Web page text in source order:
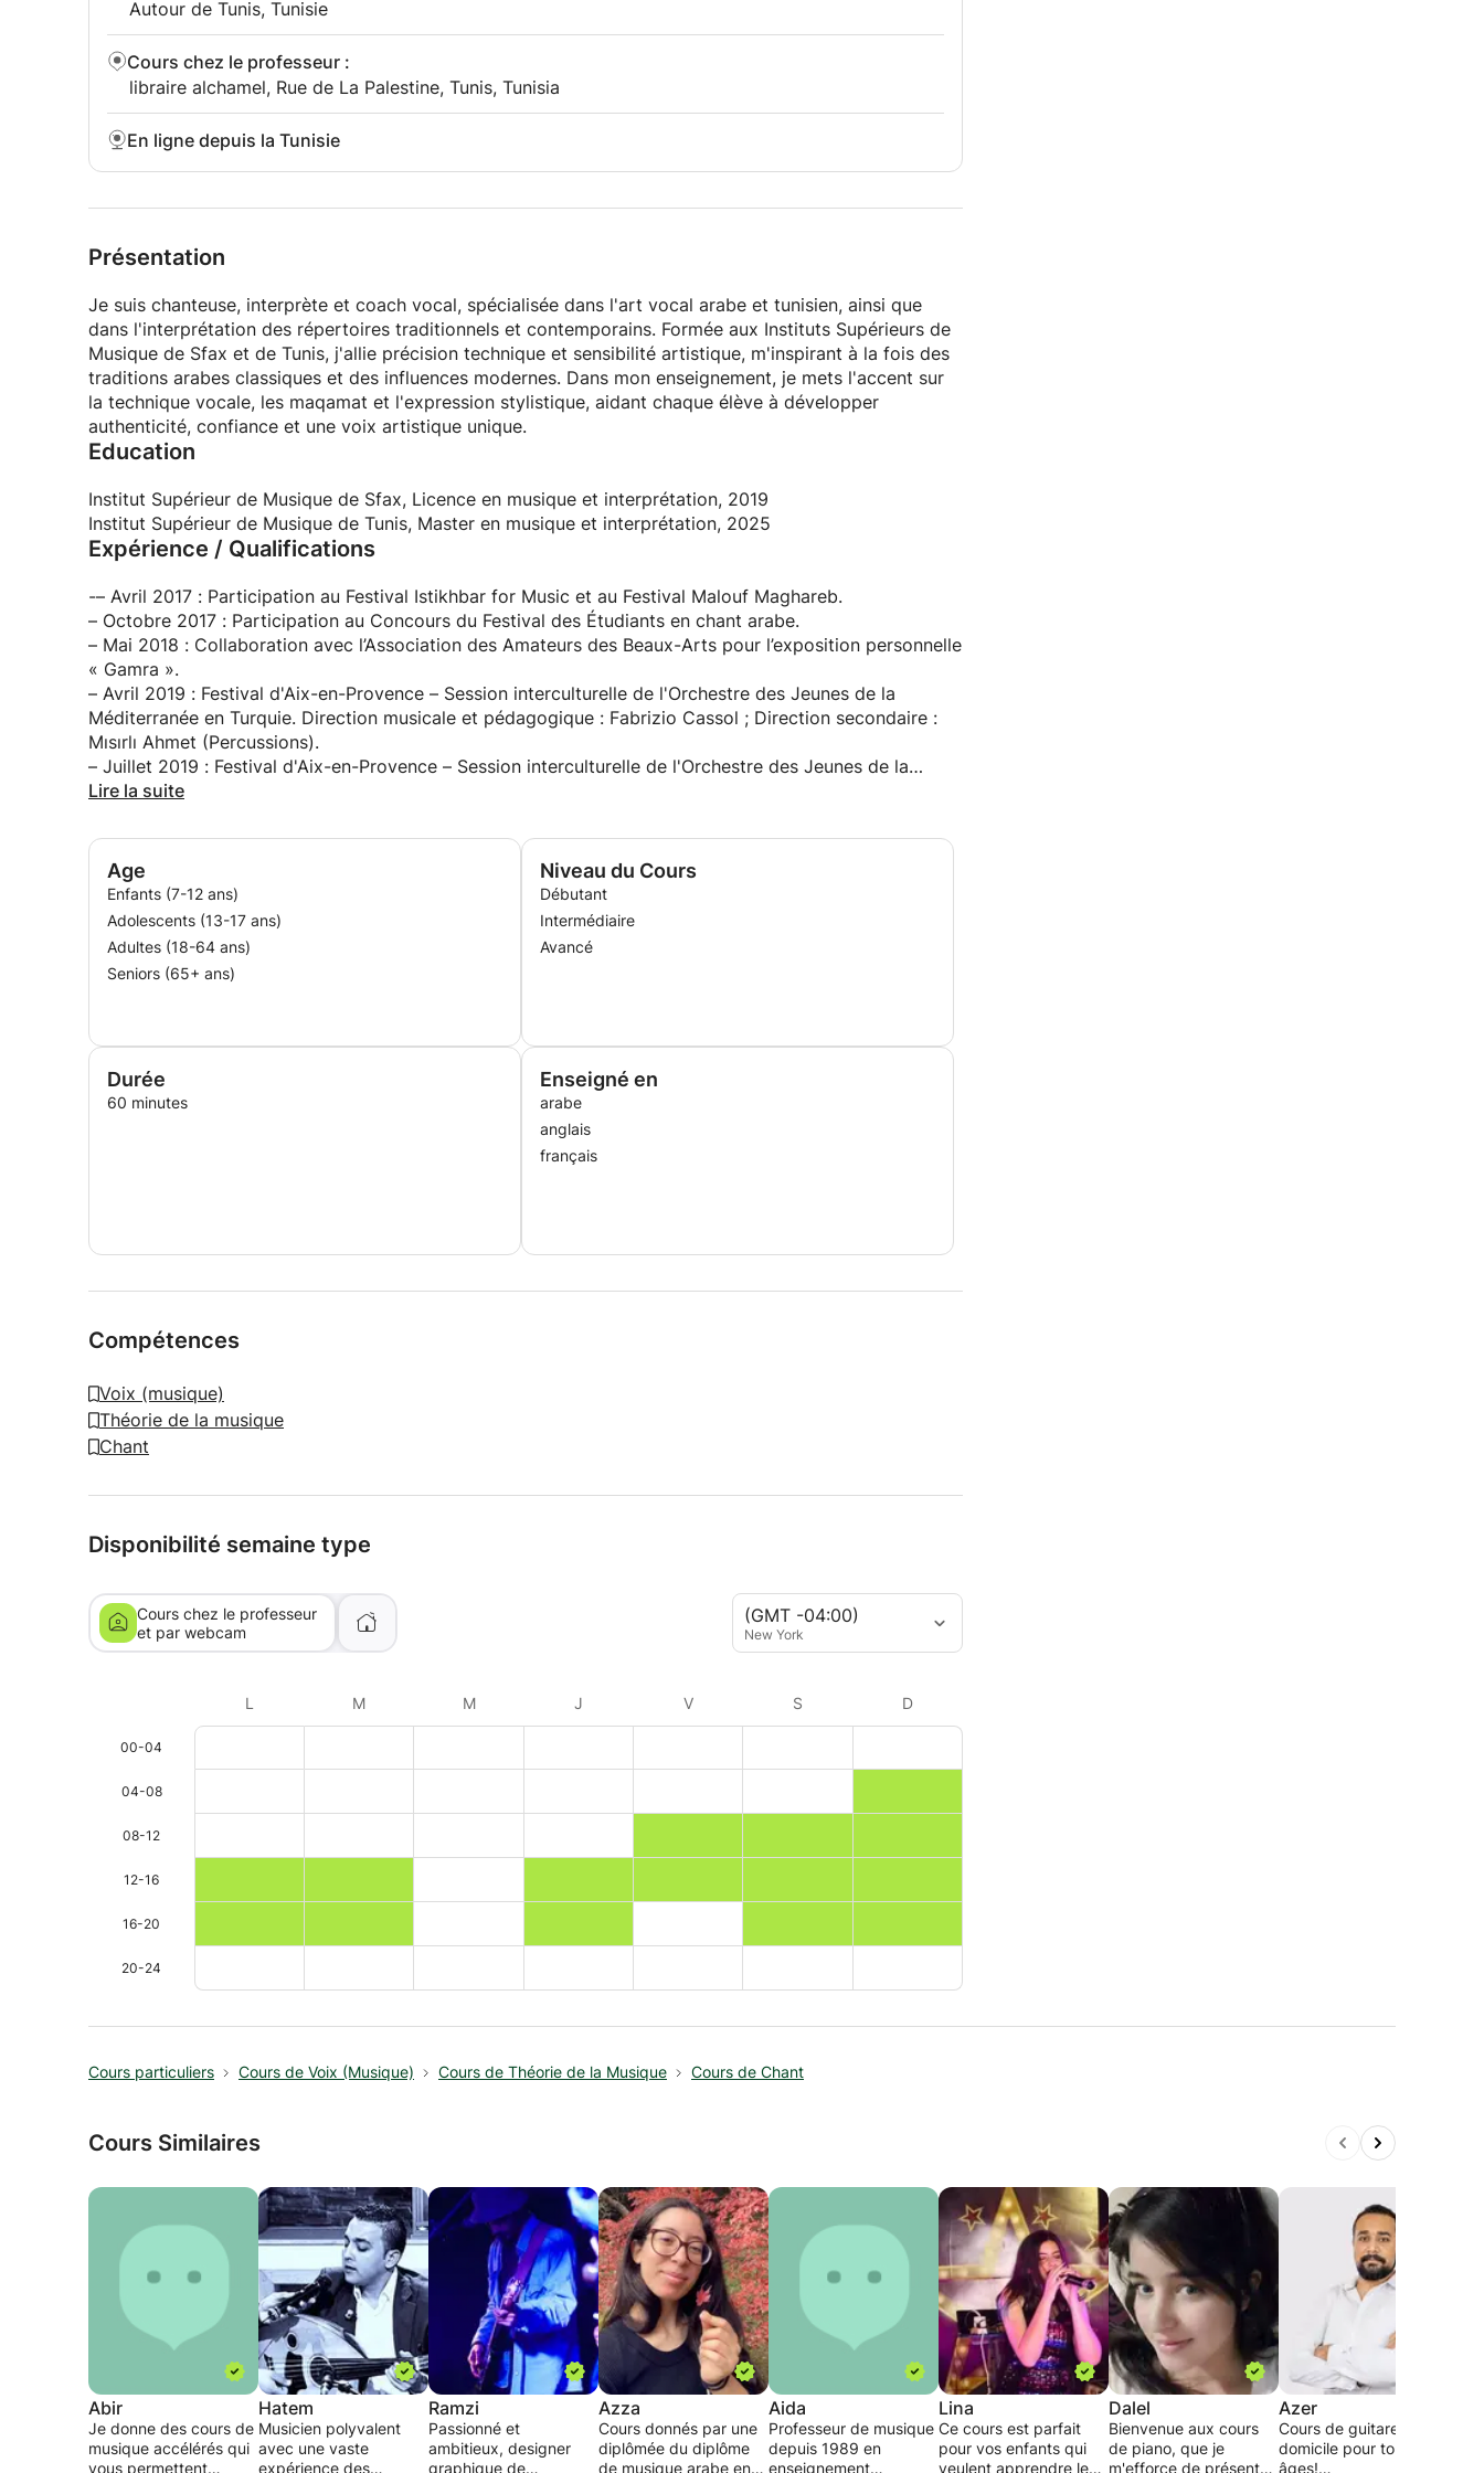
Autour de Tunis, Tunisie
Cours chez le professeur :
libraire alchamel, Rue de La Palestine, Tunis, Tunisia
En ligne depuis la Tunisie
Présentation
Je suis chanteuse, interprète et coach vocal, spécialisée dans l'art vocal arabe et tunisien, ainsi que
dans l'interprétation des répertoires traditionnels et contemporains. Formée aux Instituts Supérieurs de
Musique de Sfax et de Tunis, j'allie précision technique et sensibilité artistique, m'inspirant à la fois des
traditions arabes classiques et des influences modernes. Dans mon enseignement, je mets l'accent sur
la technique vocale, les maqamat et l'expression stylistique, aidant chaque élève à développer
authenticité, confiance et une voix artistique unique.
Education
Institut Supérieur de Musique de Sfax, Licence en musique et interprétation, 2019
Institut Supérieur de Musique de Tunis, Master en musique et interprétation, 2025
Expérience / Qualifications
-– Avril 2017 : Participation au Festival Istikhbar for Music et au Festival Malouf Maghareb.
– Octobre 2017 : Participation au Concours du Festival des Étudiants en chant arabe.
– Mai 2018 : Collaboration avec l’Association des Amateurs des Beaux-Arts pour l’exposition personnelle
« Gamra ».
– Avril 2019 : Festival d'Aix-en-Provence – Session interculturelle de l'Orchestre des Jeunes de la
Méditerranée en Turquie. Direction musicale et pédagogique : Fabrizio Cassol ; Direction secondaire :
Mısırlı Ahmet (Percussions).
– Juillet 2019 : Festival d'Aix-en-Provence – Session interculturelle de l'Orchestre des Jeunes de la
Méditerranée. Direction musicale et pédagogique : Fabrizio Cassol ; Deuxième direction : Amir ElSaffar
– Mai 2021 : Stage « Rencontres Europe Creatives » avec Zied Zouari à Ennejma Ezzahra pour le
concert « Collectif Musical Tunisien – Issudes Sessions Medinea ».
– Juillet 2021 : Formation vocale avec Riadh Mtirawi (spécialiste du chant lyrique).
Juillet 2022 : Festival d'Aix-en-Provence – Session interculturelle de l'Orchestre des Jeunes de la
Méditerranée. Concerts à Marseille (13 juillet) et à Bruxelles (16 juillet). Direction musicale et
pédagogique : Fabrizio Cassol ; direction secondaire : Claron McFadden (chant).
– Juillet 2023 : Festival d'Aix-en-Provence – Session Symphonique de l'Orchestre des Jeunes de la
(chef d'orchestre).
– Avril 2024 : Session de Jazz et Musiques Improvisées – Conservatoire National de Musique et de
Danse de Paris, Hammamet, Tunisie.
– Juin 2024 : Obtention du Master avec mention « Très Honorable ».
– Juillet 2024 : Festival d’Aix-en-Provence – Session Interculturelle de l’Orchestre des Jeunes de la
Méditerranée : « Compositions Collectives ». Direction Musicale et Pédagogique : Fabrizio Cassol.
Lire la suite
Age
Enfants (7-12 ans)
Adolescents (13-17 ans)
Adultes (18-64 ans)
Seniors (65+ ans)
Niveau du Cours
Débutant
Intermédiaire
Avancé
Durée
60 minutes
Enseigné en
arabe
anglais
français
Compétences
Voix (musique)
Théorie de la musique
Chant
Disponibilité semaine type
(GMT -04:00)
New York
Cours chez le professeur
et par webcam
L M M J V S D
00-04
04-08
08-12
12-16
16-20
20-24
Cours particuliers Cours de Voix (Musique) Cours de Théorie de la Musique Cours de Chant
Cours Similaires
Abir
Je donne des cours de
musique accélérés qui
vous permettent
Hatem
Musicien polyvalent
avec une vaste
expérience des
Ramzi
Passionné et
ambitieux, designer
graphique de
Azza
Cours donnés par une
diplômée du diplôme
de musique arabe en
Aida
Professeur de musique
depuis 1989 en
enseignement
Lina
Ce cours est parfait
pour vos enfants qui
veulent apprendre les
Dalel
Bienvenue aux cours
de piano, que je
m'efforce de présenter
Azer
Cours de guitare à
domicile pour tout
âges!